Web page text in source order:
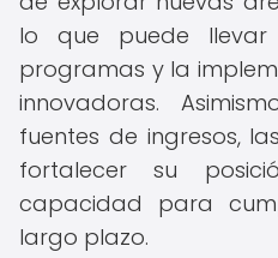
lo que puede
programas y la
innovadoras.
fuentes de ingresos,
fortalecer su
capacidad para
largo plazo.